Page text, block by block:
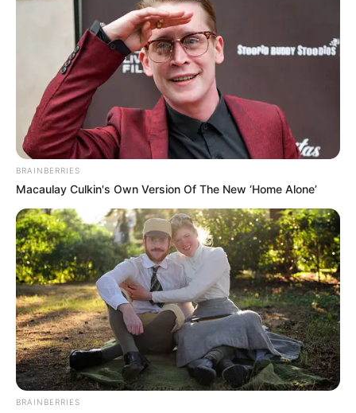
BRAINBERRIES
Macaulay Culkin's Own Version Of The New ‘Home Alone’
BRAINBERRIES